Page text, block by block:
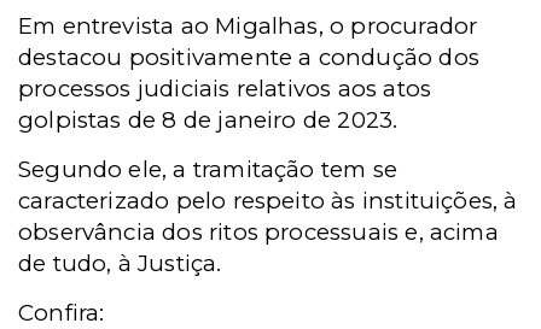
Em entrevista ao Migalhas, o procurador
destacou positivamente a condução dos
processos judiciais relativos aos atos
golpistas de 8 de janeiro de 2023.
Segundo ele, a tramitação tem se
caracterizado pelo respeito às instituições, à
observância dos ritos processuais e, acima
de tudo, à Justiça.
Confira: